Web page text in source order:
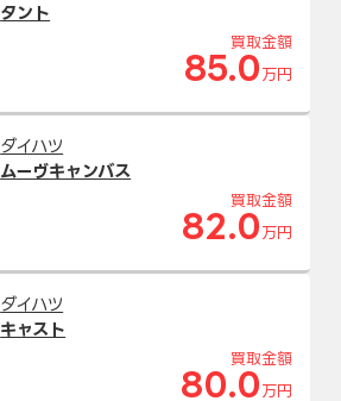
タント
買取金額
85.0 万円
ダイハツ
ムーヴキャンバス
買取金額
82.0 万円
ダイハツ
キャスト
買取金額
80.0 万円